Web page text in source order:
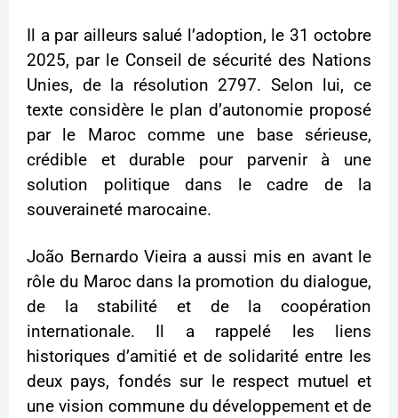
Il a par ailleurs salué l’adoption, le 31 octobre
2025, par le Conseil de sécurité des Nations
Unies, de la résolution 2797. Selon lui, ce
texte considère le plan d’autonomie proposé
par le Maroc comme une base sérieuse,
crédible et durable pour parvenir à une
solution politique dans le cadre de la
souveraineté marocaine.
João Bernardo Vieira a aussi mis en avant le
rôle du Maroc dans la promotion du dialogue,
de la stabilité et de la coopération
internationale. Il a rappelé les liens
historiques d’amitié et de solidarité entre les
deux pays, fondés sur le respect mutuel et
une vision commune du développement et de